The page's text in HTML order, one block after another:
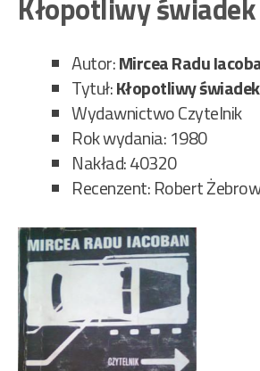
Kłopotliwy
Autor:Mircea Radu
Tytuł:Kłopotliwy
Wydawnictwo Czytelnik
Rok wydania: 1980
Nakład: 40320
Recenzent: Robert